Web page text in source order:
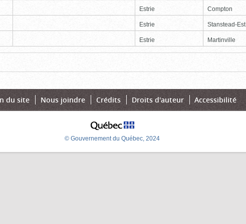
Estrie Compton
Estrie Stanstead-Est
Estrie Martinville
du site Nous joindre Crédits Droits d'auteur Accessibilité
© Gouvernement du Québec, 2024